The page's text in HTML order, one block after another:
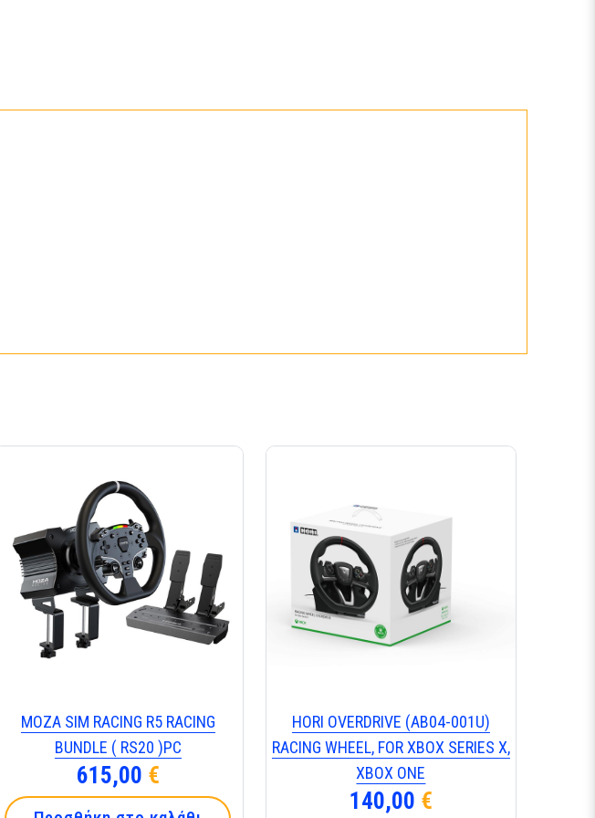
MOZA SIM RACING R5 RACING
BUNDLE ( RS20 )PC
615,00 €
ΗΟRΙ ΟVΕRDRΙVΕ (ΑΒ04-001U)
RΑCΙΝG WΗΕΕL, FΟR ΧΒΟΧ SΕRΙΕS Χ,
ΧΒΟΧ ΟΝΕ
140,00 €